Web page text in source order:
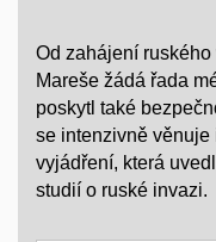
Od zahájení
Mareše žádá řada
poskytl také
se intenzivně
vyjádření, která
studií o ruské invazi.